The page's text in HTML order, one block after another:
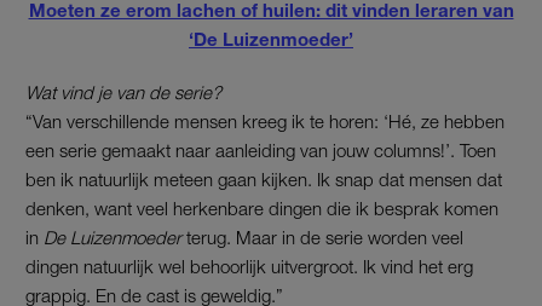
Moeten ze erom lachen of huilen: dit vinden leraren van
‘De Luizenmoeder’
Wat vind je van de serie?
“Van verschillende mensen kreeg ik te horen: ‘Hé, ze hebben
een serie gemaakt naar aanleiding van jouw columns!’. Toen
ben ik natuurlijk meteen gaan kijken. Ik snap dat mensen dat
denken, want veel herkenbare dingen die ik besprak komen
in De Luizenmoederterug. Maar in de serie worden veel
dingen natuurlijk wel behoorlijk uitvergroot. Ik vind het erg
grappig. En de cast is geweldig.”